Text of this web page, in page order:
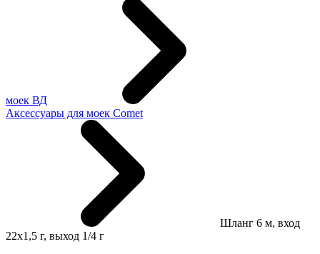
моек ВД
Аксессуары для моек Comet
Шланг 6 м, вход
22х1,5 г, выход 1/4 г